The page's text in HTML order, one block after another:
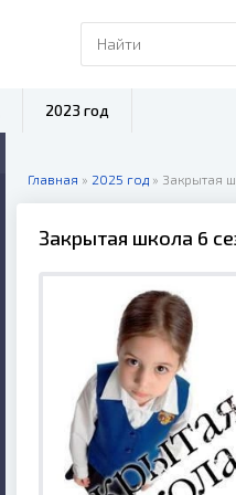
Главная » 2025 год » Закрытая
Закрытая школа 6
2023 год